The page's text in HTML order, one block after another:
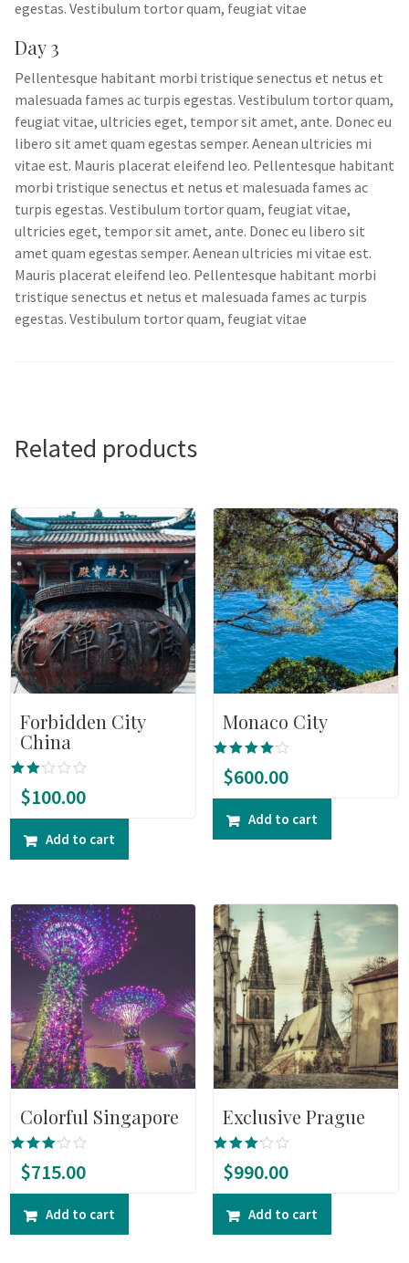
egestas. Vestibulum tortor quam, feugiat vitae
Day 3
Pellentesque habitant morbi tristique senectus et netus et
malesuada fames ac turpis egestas. Vestibulum tortor quam,
feugiat vitae, ultricies eget, tempor sit amet, ante. Donec eu
libero sit amet quam egestas semper. Aenean ultricies mi
vitae est. Mauris placerat eleifend leo. Pellentesque habitant
morbi tristique senectus et netus et malesuada fames ac
turpis egestas. Vestibulum tortor quam, feugiat vitae,
ultricies eget, tempor sit amet, ante. Donec eu libero sit
amet quam egestas semper. Aenean ultricies mi vitae est.
Mauris placerat eleifend leo. Pellentesque habitant morbi
tristique senectus et netus et malesuada fames ac turpis
egestas. Vestibulum tortor quam, feugiat vitae
Related products
Forbidden City
China
Rate
of 5
$100.00
Add to cart
Monaco City
Rated
4.00
$600.00
Add to cart
Colorful Singapore
Rated
3.00
$715.00
Add to cart
Exclusive Prague
Rated
3.00
$990.00
Add to cart